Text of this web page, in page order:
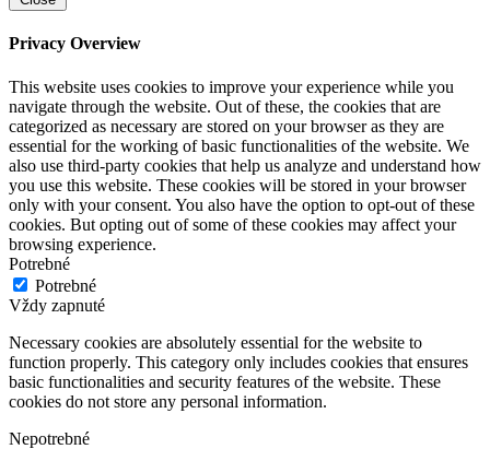
Privacy Overview
This website uses cookies to improve your experience while you
navigate through the website. Out of these, the cookies that are
categorized as necessary are stored on your browser as they are
essential for the working of basic functionalities of the website. We
also use third-party cookies that help us analyze and understand how
you use this website. These cookies will be stored in your browser
only with your consent. You also have the option to opt-out of these
cookies. But opting out of some of these cookies may affect your
browsing experience.
Potrebné
Potrebné
Vždy zapnuté
Necessary cookies are absolutely essential for the website to
function properly. This category only includes cookies that ensures
basic functionalities and security features of the website. These
cookies do not store any personal information.
Nepotrebné